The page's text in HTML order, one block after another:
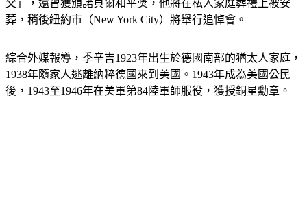
葬，稍後紐約市（New York City）將舉行追悼會。
1938年隨家人逃離納粹德國來到美國。1943年成為美國公民
後，1943至1946年在美軍第84陸軍師服役，獲授銅星勳章。